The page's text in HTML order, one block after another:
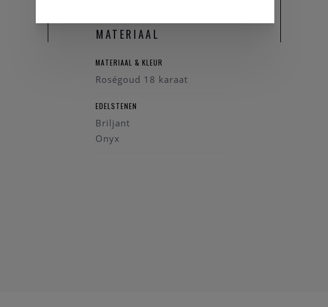
MATERIAAL
MATERIAAL & KLEUR
Roségoud 18 karaat
EDELSTENEN
Briljant
Onyx